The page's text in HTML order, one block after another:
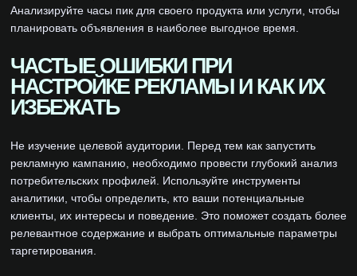
Анализируйте часы пик для своего продукта или услуги, чтобы
планировать объявления в наиболее выгодное время.
ЧАСТЫЕ ОШИБКИ ПРИ
НАСТРОЙКЕ РЕКЛАМЫ И КАК ИХ
ИЗБЕЖАТЬ
Не изучение целевой аудитории. Перед тем как запустить
рекламную кампанию, необходимо провести глубокий анализ
потребительских профилей. Используйте инструменты
аналитики, чтобы определить, кто ваши потенциальные
клиенты, их интересы и поведение. Это поможет создать более
релевантное содержание и выбрать оптимальные параметры
таргетирования.